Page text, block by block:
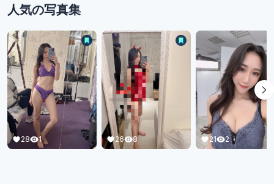
人気の写真集
28 1 26 8 21 2